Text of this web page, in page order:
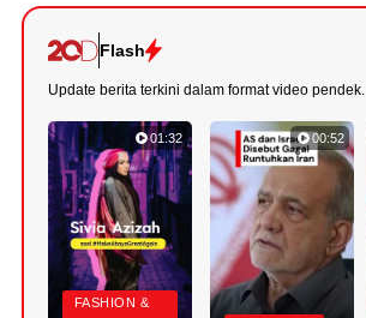
Flash
Update berita terkini dalam format video pendek.
01:32
FASHION &
00:52